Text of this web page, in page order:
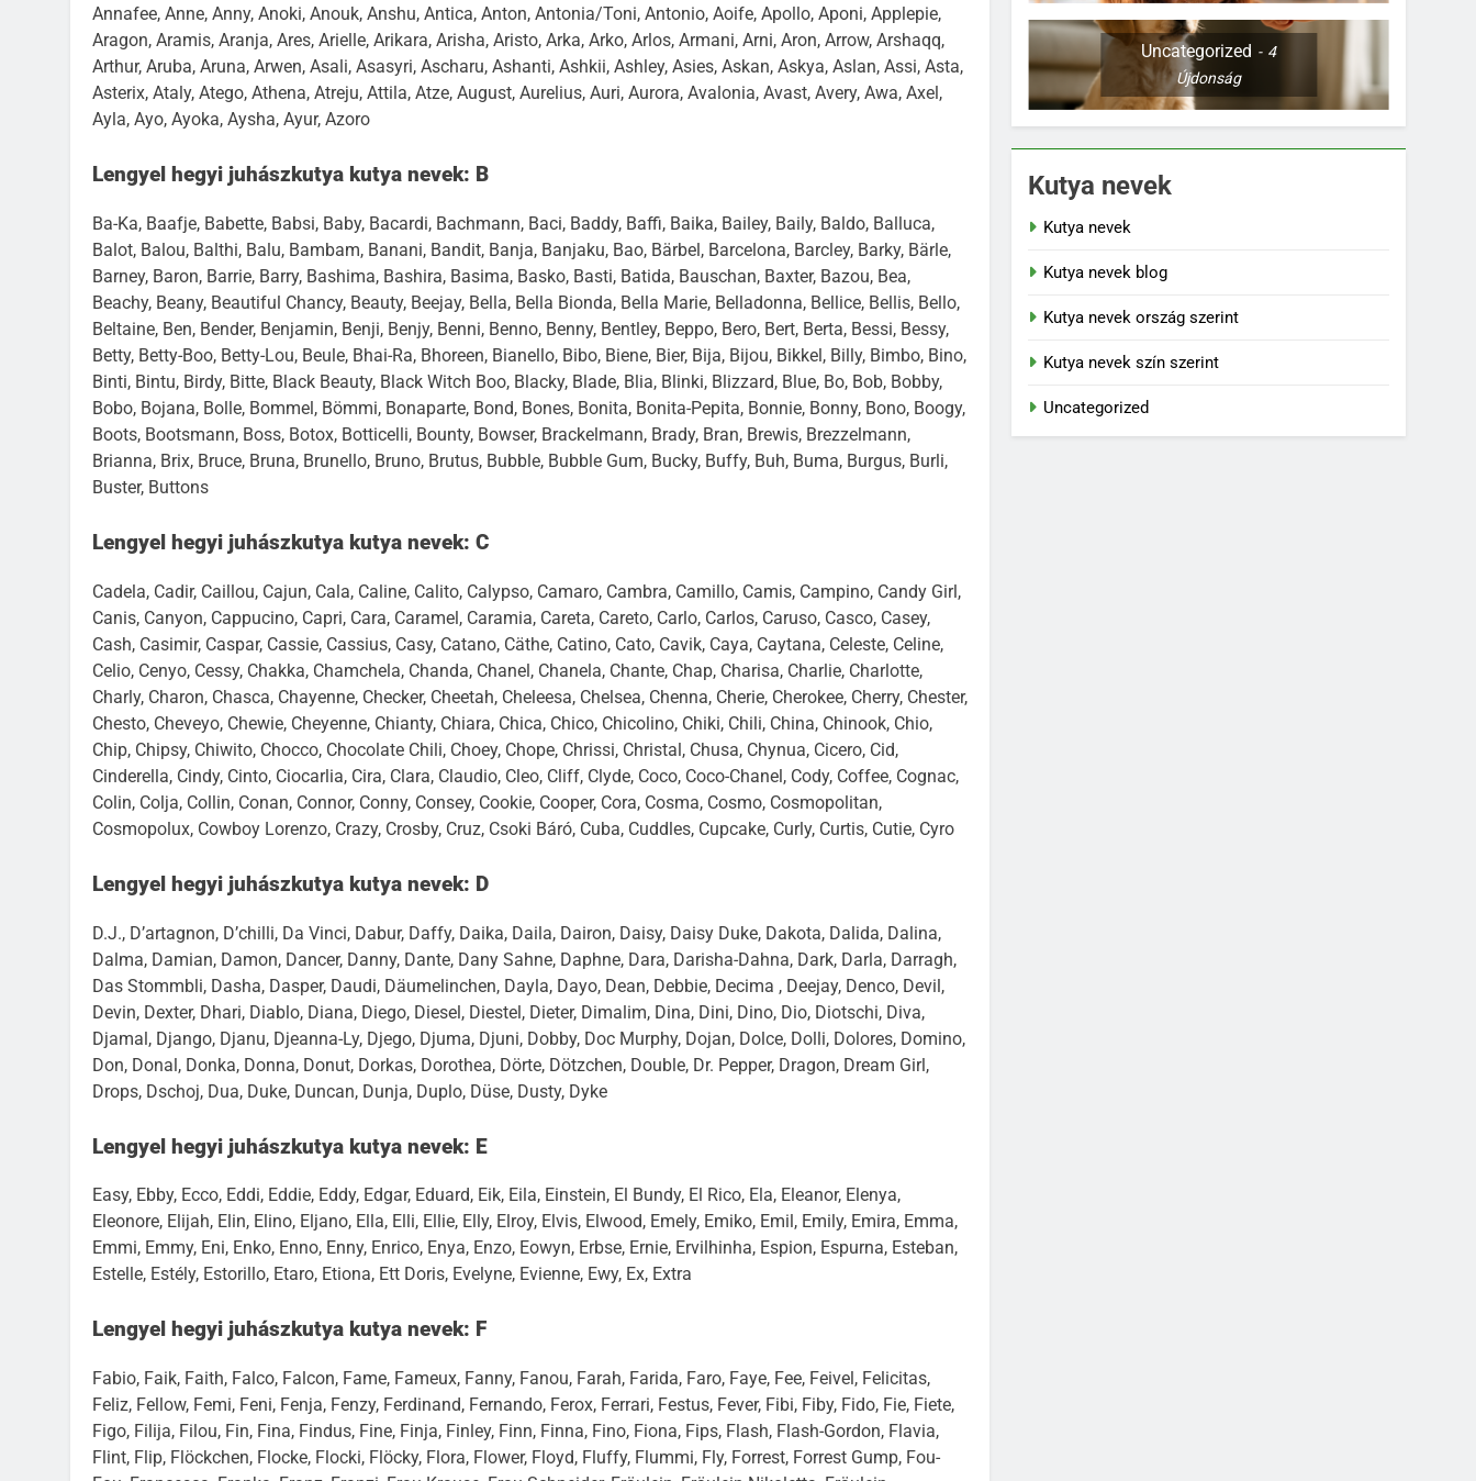
Annafee, Anne, Anny, Anoki, Anouk, Anshu, Antica, Anton, Antonia/Toni, Antonio, Aoife, Apollo, Aponi, Applepie,
Aragon, Aramis, Aranja, Ares, Arielle, Arikara, Arisha, Aristo, Arka, Arko, Arlos, Armani, Arni, Aron, Arrow, Arshaqq,
Arthur, Aruba, Aruna, Arwen, Asali, Asasyri, Ascharu, Ashanti, Ashkii, Ashley, Asies, Askan, Askya, Aslan, Assi, Asta,
Asterix, Ataly, Atego, Athena, Atreju, Attila, Atze, August, Aurelius, Auri, Aurora, Avalonia, Avast, Avery, Awa, Axel,
Ayla, Ayo, Ayoka, Aysha, Ayur, Azoro
Lengyel hegyi juhászkutya kutya nevek: B
Ba-Ka, Baafje, Babette, Babsi, Baby, Bacardi, Bachmann, Baci, Baddy, Baffi, Baika, Bailey, Baily, Baldo, Balluca,
Balot, Balou, Balthi, Balu, Bambam, Banani, Bandit, Banja, Banjaku, Bao, Bärbel, Barcelona, Barcley, Barky, Bärle,
Barney, Baron, Barrie, Barry, Bashima, Bashira, Basima, Basko, Basti, Batida, Bauschan, Baxter, Bazou, Bea,
Beachy, Beany, Beautiful Chancy, Beauty, Beejay, Bella, Bella Bionda, Bella Marie, Belladonna, Bellice, Bellis, Bello,
Beltaine, Ben, Bender, Benjamin, Benji, Benjy, Benni, Benno, Benny, Bentley, Beppo, Bero, Bert, Berta, Bessi, Bessy,
Betty, Betty-Boo, Betty-Lou, Beule, Bhai-Ra, Bhoreen, Bianello, Bibo, Biene, Bier, Bija, Bijou, Bikkel, Billy, Bimbo, Bino,
Binti, Bintu, Birdy, Bitte, Black Beauty, Black Witch Boo, Blacky, Blade, Blia, Blinki, Blizzard, Blue, Bo, Bob, Bobby,
Bobo, Bojana, Bolle, Bommel, Bömmi, Bonaparte, Bond, Bones, Bonita, Bonita-Pepita, Bonnie, Bonny, Bono, Boogy,
Boots, Bootsmann, Boss, Botox, Botticelli, Bounty, Bowser, Brackelmann, Brady, Bran, Brewis, Brezzelmann,
Brianna, Brix, Bruce, Bruna, Brunello, Bruno, Brutus, Bubble, Bubble Gum, Bucky, Buffy, Buh, Buma, Burgus, Burli,
Buster, Buttons
Lengyel hegyi juhászkutya kutya nevek: C
Cadela, Cadir, Caillou, Cajun, Cala, Caline, Calito, Calypso, Camaro, Cambra, Camillo, Camis, Campino, Candy Girl,
Canis, Canyon, Cappucino, Capri, Cara, Caramel, Caramia, Careta, Careto, Carlo, Carlos, Caruso, Casco, Casey,
Cash, Casimir, Caspar, Cassie, Cassius, Casy, Catano, Cäthe, Catino, Cato, Cavik, Caya, Caytana, Celeste, Celine,
Celio, Cenyo, Cessy, Chakka, Chamchela, Chanda, Chanel, Chanela, Chante, Chap, Charisa, Charlie, Charlotte,
Charly, Charon, Chasca, Chayenne, Checker, Cheetah, Cheleesa, Chelsea, Chenna, Cherie, Cherokee, Cherry, Chester,
Chesto, Cheveyo, Chewie, Cheyenne, Chianty, Chiara, Chica, Chico, Chicolino, Chiki, Chili, China, Chinook, Chio,
Chip, Chipsy, Chiwito, Chocco, Chocolate Chili, Choey, Chope, Chrissi, Christal, Chusa, Chynua, Cicero, Cid,
Cinderella, Cindy, Cinto, Ciocarlia, Cira, Clara, Claudio, Cleo, Cliff, Clyde, Coco, Coco-Chanel, Cody, Coffee, Cognac,
Colin, Colja, Collin, Conan, Connor, Conny, Consey, Cookie, Cooper, Cora, Cosma, Cosmo, Cosmopolitan,
Cosmopolux, Cowboy Lorenzo, Crazy, Crosby, Cruz, Csoki Báró, Cuba, Cuddles, Cupcake, Curly, Curtis, Cutie, Cyro
Lengyel hegyi juhászkutya kutya nevek: D
D.J., D’artagnon, D’chilli, Da Vinci, Dabur, Daffy, Daika, Daila, Dairon, Daisy, Daisy Duke, Dakota, Dalida, Dalina,
Dalma, Damian, Damon, Dancer, Danny, Dante, Dany Sahne, Daphne, Dara, Darisha-Dahna, Dark, Darla, Darragh,
Das Stommbli, Dasha, Dasper, Daudi, Däumelinchen, Dayla, Dayo, Dean, Debbie, Decima , Deejay, Denco, Devil,
Devin, Dexter, Dhari, Diablo, Diana, Diego, Diesel, Diestel, Dieter, Dimalim, Dina, Dini, Dino, Dio, Diotschi, Diva,
Djamal, Django, Djanu, Djeanna-Ly, Djego, Djuma, Djuni, Dobby, Doc Murphy, Dojan, Dolce, Dolli, Dolores, Domino,
Don, Donal, Donka, Donna, Donut, Dorkas, Dorothea, Dörte, Dötzchen, Double, Dr. Pepper, Dragon, Dream Girl,
Drops, Dschoj, Dua, Duke, Duncan, Dunja, Duplo, Düse, Dusty, Dyke
Lengyel hegyi juhászkutya kutya nevek: E
Easy, Ebby, Ecco, Eddi, Eddie, Eddy, Edgar, Eduard, Eik, Eila, Einstein, El Bundy, El Rico, Ela, Eleanor, Elenya,
Eleonore, Elijah, Elin, Elino, Eljano, Ella, Elli, Ellie, Elly, Elroy, Elvis, Elwood, Emely, Emiko, Emil, Emily, Emira, Emma,
Emmi, Emmy, Eni, Enko, Enno, Enny, Enrico, Enya, Enzo, Eowyn, Erbse, Ernie, Ervilhinha, Espion, Espurna, Esteban,
Estelle, Estély, Estorillo, Etaro, Etiona, Ett Doris, Evelyne, Evienne, Ewy, Ex, Extra
Lengyel hegyi juhászkutya kutya nevek: F
Fabio, Faik, Faith, Falco, Falcon, Fame, Fameux, Fanny, Fanou, Farah, Farida, Faro, Faye, Fee, Feivel, Felicitas,
Feliz, Fellow, Femi, Feni, Fenja, Fenzy, Ferdinand, Fernando, Ferox, Ferrari, Festus, Fever, Fibi, Fiby, Fido, Fie, Fiete,
Figo, Filija, Filou, Fin, Fina, Findus, Fine, Finja, Finley, Finn, Finna, Fino, Fiona, Fips, Flash, Flash-Gordon, Flavia,
Flint, Flip, Flöckchen, Flocke, Flocki, Flöcky, Flora, Flower, Floyd, Fluffy, Flummi, Fly, Forrest, Forrest Gump, Fou-
Uncategorized
4
Újdonság
Kutya nevek
Kutya nevek
Kutya nevek blog
Kutya nevek ország szerint
Kutya nevek szín szerint
Uncategorized